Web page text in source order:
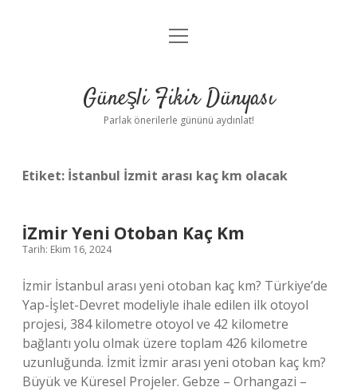
Anasayfa
Yasal Uyarı
menüyü
Güneşli Fikir Dünyası
Parlak önerilerle gününü aydınlat!
Etiket: İstanbul İzmit arası kaç km olacak
İZmir Yeni Otoban Kaç Km
Tarih: Ekim 16, 2024
İzmir İstanbul arası yeni otoban kaç km? Türkiye’de
Yap-İşlet-Devret modeliyle ihale edilen ilk otoyol
projesi, 384 kilometre otoyol ve 42 kilometre
bağlantı yolu olmak üzere toplam 426 kilometre
uzunluğunda. İzmit İzmir arası yeni otoban kaç km?
Büyük ve Küresel Projeler. Gebze – Orhangazi –